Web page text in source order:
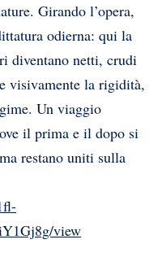
Girando l’opera,
odierna: qui la
diventano netti, crudi
visivamente la rigidità,
Un viaggio
il prima e il dopo si
restano uniti sulla
view